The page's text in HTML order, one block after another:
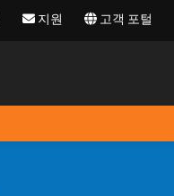
지원 고객 포털